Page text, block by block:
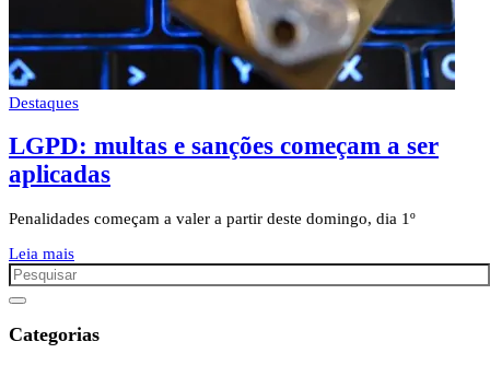
Destaques
LGPD: multas e sanções começam a ser
aplicadas
Penalidades começam a valer a partir deste domingo, dia 1º
Leia mais
Categorias